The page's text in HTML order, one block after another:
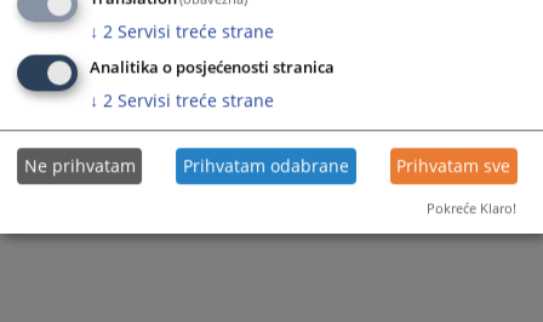
↓ 2 Servisi treće strane
Analitika o posjećenosti stranica
↓ 2 Servisi treće strane
Ne prihvatam Prihvatam odabrane Prihvatam sve
Pokreće Klaro!